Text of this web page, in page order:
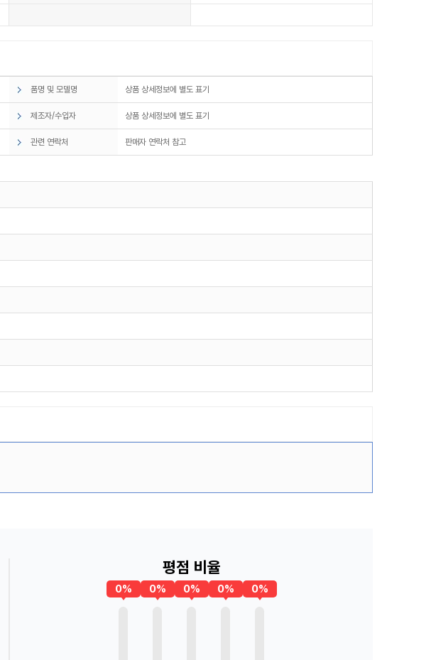
품명 및 모델명 상품 상세정보에 별도 표기
제조자/수입자 상품 상세정보에 별도 표기
관련 연락처 판매자 연락처 참고
평점 비율
0% 0% 0% 0% 0%